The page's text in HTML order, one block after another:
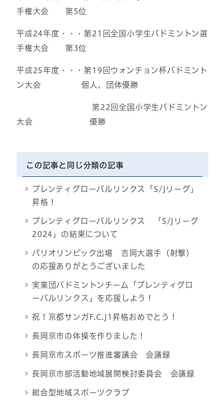
手権大会 第5位
平成24年度・・・第21回全国小学生バドミントン選
手権大会 第3位
平成25年度・・・第19回ウォンチョン杯バドミント
ン大会 個人、団体優勝
第22回全国小学生バドミントン
大会 優勝
この記事と同じ分類の記事
プレンティグローバルリンクス「S/Jリーグ」
昇格！
プレンティグローバルリンクス 「S/Jリーグ
2024」の結果について
パリオリンピック出場 吉岡大選手（射撃）
の応援ありがとうございました
実業団バドミントンチーム「プレンティグロ
ーバルリンクス」を応援しよう！
祝！京都サンガF.C.J1昇格おめでとう！
長岡京市の体操を作りました！
長岡京市スポーツ推進審議会 会議録
長岡京市部活動地域展開検討委員会 会議録
総合型地域スポーツクラブ